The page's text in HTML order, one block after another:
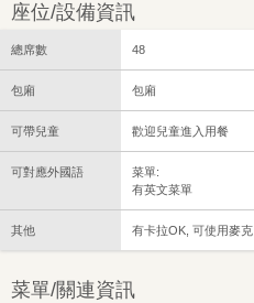
座位/設備資訊
總席數 48
包廂 包廂
可帶兒童 歡迎兒童進入用餐
可對應外國語
菜單:
有英文菜單
其他 有卡拉OK, 可使用麥克
菜單/關連資訊